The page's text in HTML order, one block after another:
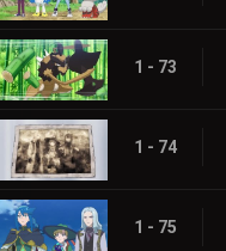
1 - 73
1 - 74
1 - 75